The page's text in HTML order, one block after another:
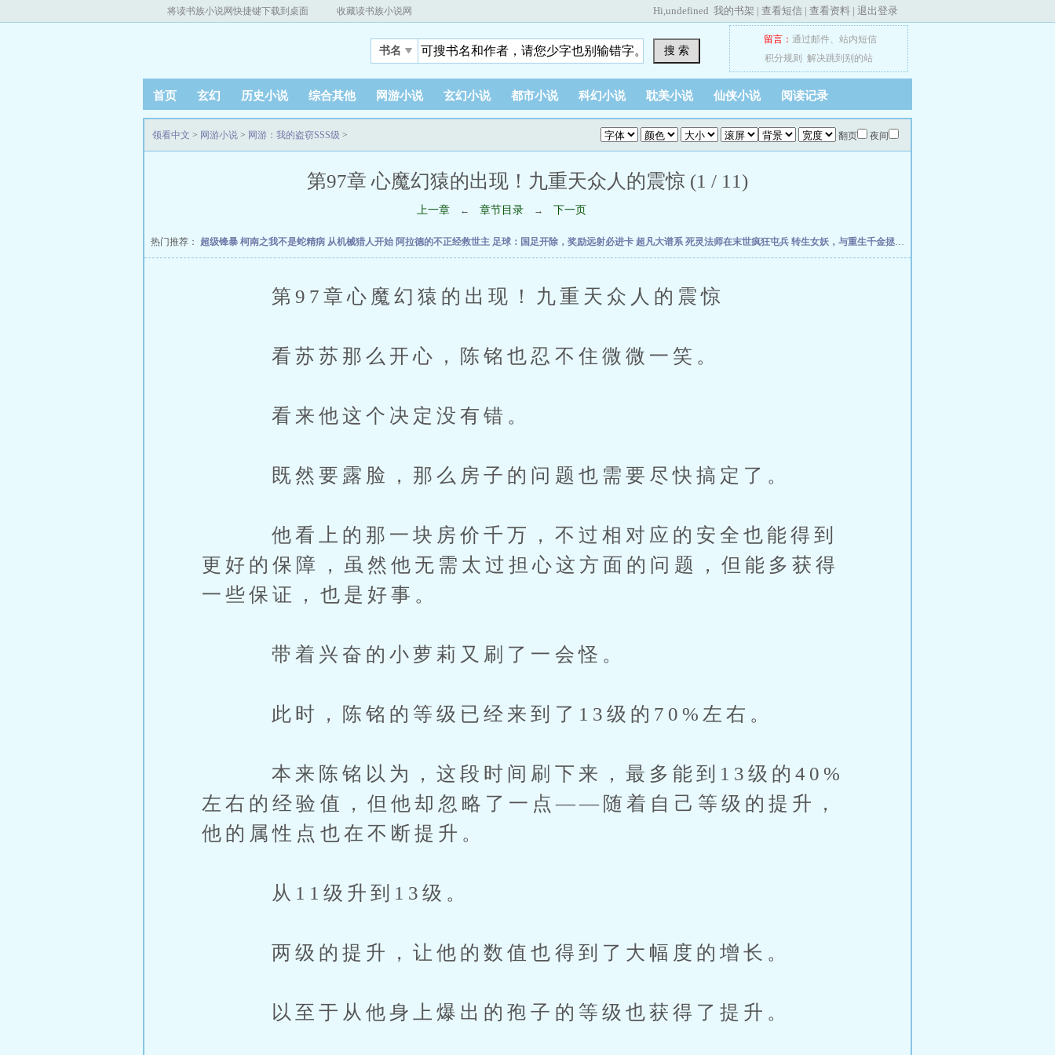
将读书族小说网快捷键下载到桌面 收藏读书族小说网 Hi,undefined 我的书架 | 查看短信 | 查看资料 | 退出登录
书名 搜 索
留言： 通过邮件、 站内短信
积分规则
解决跳到别的站
首页 玄幻 历史小说 综合其他 网游小说 玄幻小说 都市小说 科幻小说 耽美小说 仙侠小说 阅读记录
翻页 夜间
领看中文 > 网游小说 > 网游：我的盗窃SSS级 >
第97章 心魔幻猿的出现！九重天众人的震惊 (1 / 11)
上一章 ← 章节目录 → 下一页
热门推荐： 超级锋暴 柯南之我不是蛇精病 从机械猎人开始 阿拉德的不正经救世主 足球：国足开除，奖励远射必进卡 超凡大谱系 死灵法师在末世疯狂屯兵 转生女妖，与重生千金拯救世界
第97章心魔幻猿的出现！九重天众人的震惊
看苏苏那么开心，陈铭也忍不住微微一笑。
看来他这个决定没有错。
既然要露脸，那么房子的问题也需要尽快搞定了。
他看上的那一块房价千万，不过相对应的安全也能得到
更好的保障，虽然他无需太过担心这方面的问题，但能多获得
一些保证，也是好事。
带着兴奋的小萝莉又刷了一会怪。
此时，陈铭的等级已经来到了13级的70%左右。
本来陈铭以为，这段时间刷下来，最多能到13级的40%
左右的经验值，但他却忽略了一点——随着自己等级的提升，
他的属性点也在不断提升。
从11级升到13级。
两级的提升，让他的数值也得到了大幅度的增长。
以至于从他身上爆出的孢子的等级也获得了提升。